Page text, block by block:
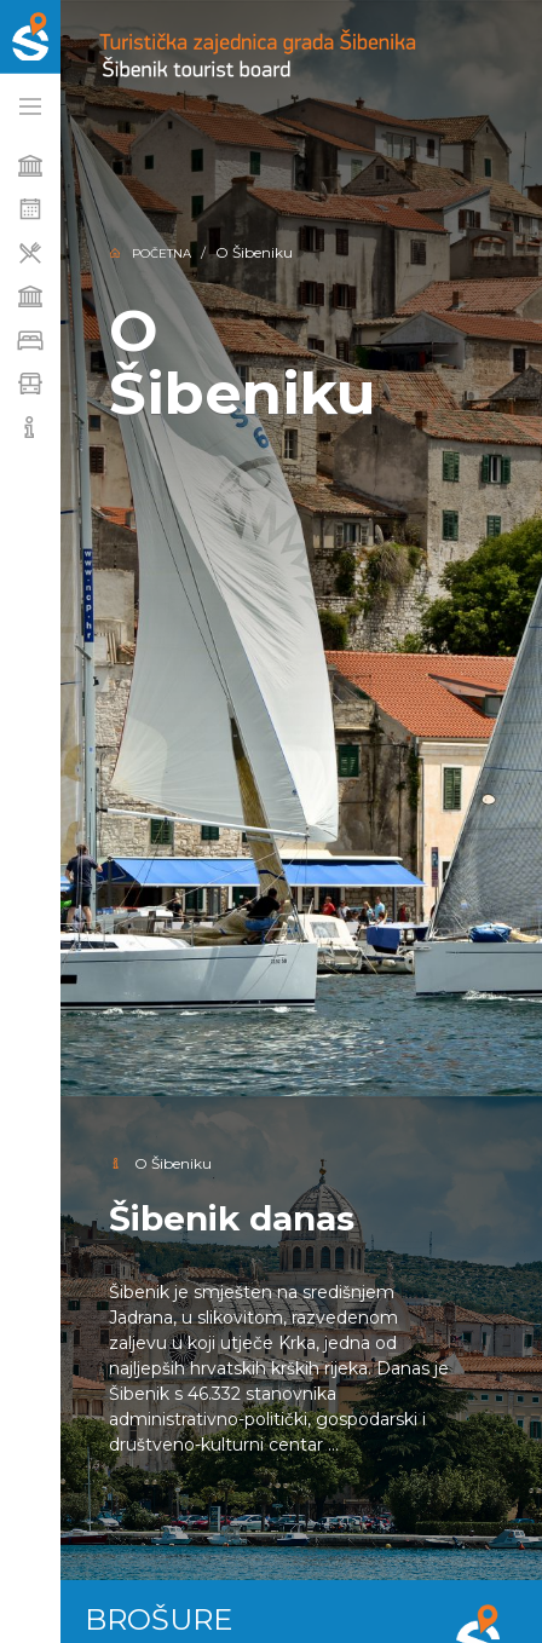
POČETNA O Šibeniku
O
Šibeniku
O Šibeniku
Šibenik danas
Šibenik je smješten na središnjem
Jadrana, u slikovitom, razvedenom
zaljevu u koji utječe Krka, jedna od
najljepših hrvatskih krških rijeka. Danas je
Šibenik s 46.332 stanovnika
administrativno-politički, gospodarski i
društveno-kulturni centar ...
BROŠURE